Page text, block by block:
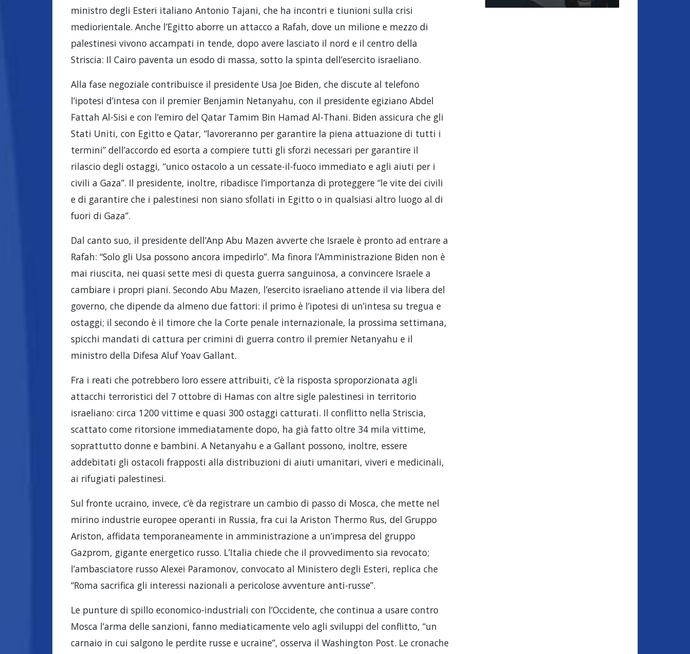
ministro degli Esteri italiano Antonio Tajani, che ha incontri e tiunioni sulla crisi
mediorientale. Anche l’Egitto aborre un attacco a Rafah, dove un milione e mezzo di
palestinesi vivono accampati in tende, dopo avere lasciato il nord e il centro della
Striscia: Il Cairo paventa un esodo di massa, sotto la spinta dell’esercito israeliano.
Alla fase negoziale contribuisce il presidente Usa Joe Biden, che discute al telefono
l’ipotesi d’intesa con il premier Benjamin Netanyahu, con il presidente egiziano Abdel
Fattah Al-Sisi e con l’emiro del Qatar Tamim Bin Hamad Al-Thani. Biden assicura che gli
Stati Uniti, con Egitto e Qatar, “lavoreranno per garantire la piena attuazione di tutti i
termini” dell’accordo ed esorta a compiere tutti gli sforzi necessari per garantire il
rilascio degli ostaggi, “unico ostacolo a un cessate-il-fuoco immediato e agli aiuti per i
civili a Gaza”. Il presidente, inoltre, ribadisce l’importanza di proteggere “le vite dei civili
e di garantire che i palestinesi non siano sfollati in Egitto o in qualsiasi altro luogo al di
fuori di Gaza”.
Dal canto suo, il presidente dell’Anp Abu Mazen avverte che Israele è pronto ad entrare a
Rafah: “Solo gli Usa possono ancora impedirlo”. Ma finora l’Amministrazione Biden non è
mai riuscita, nei quasi sette mesi di questa guerra sanguinosa, a convincere Israele a
cambiare i propri piani. Secondo Abu Mazen, l’esercito israeliano attende il via libera del
governo, che dipende da almeno due fattori: il primo è l’ipotesi di un’intesa su tregua e
ostaggi; il secondo è il timore che la Corte penale internazionale, la prossima settimana,
spicchi mandati di cattura per crimini di guerra contro il premier Netanyahu e il
ministro della Difesa Aluf Yoav Gallant.
Fra i reati che potrebbero loro essere attribuiti, c’è la risposta sproporzionata agli
attacchi terroristici del 7 ottobre di Hamas con altre sigle palestinesi in territorio
israeliano: circa 1200 vittime e quasi 300 ostaggi catturati. Il conflitto nella Striscia,
scattato come ritorsione immediatamente dopo, ha già fatto oltre 34 mila vittime,
soprattutto donne e bambini. A Netanyahu e a Gallant possono, inoltre, essere
addebitati gli ostacoli frapposti alla distribuzioni di aiuti umanitari, viveri e medicinali,
ai rifugiati palestinesi.
Sul fronte ucraino, invece, c’è da registrare un cambio di passo di Mosca, che mette nel
mirino industrie europee operanti in Russia, fra cui la Ariston Thermo Rus, del Gruppo
Ariston, affidata temporaneamente in amministrazione a un’impresa del gruppo
Gazprom, gigante energetico russo. L’Italia chiede che il provvedimento sia revocato;
l’ambasciatore russo Alexei Paramonov, convocato al Ministero degli Esteri, replica che
“Roma sacrifica gli interessi nazionali a pericolose avventure anti-russe”.
Le punture di spillo economico-industriali con l’Occidente, che continua a usare contro
Mosca l’arma delle sanzioni, fanno mediaticamente velo agli sviluppi del conflitto, “un
carnaio in cui salgono le perdite russe e ucraine”, osserva il Washington Post. Le cronache